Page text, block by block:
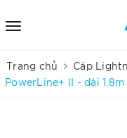
Trang chủ Cáp
PowerLine+ II - dài